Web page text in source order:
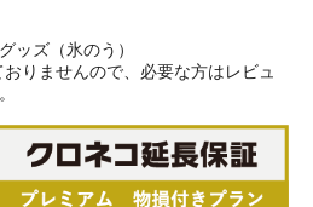
ッズ（氷のう）
りませんので、必要な方はレビュ